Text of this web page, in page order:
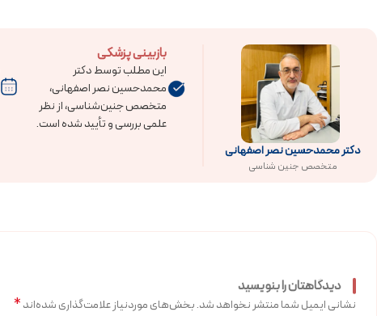
دکتر محمدحسین نصر اصفهانی
متخصص جنین شناسی
بازبینی پزشکی
این مطلب توسط دکتر
محمدحسین نصر اصفهانی،
متخصص جنین‌شناسی، از نظر
علمی بررسی و تأیید شده است.
دیدگاهتان را بنویسید
نشانی ایمیل شما منتشر نخواهد شد.بخش‌های موردنیاز علامت‌گذاری شده‌اند*